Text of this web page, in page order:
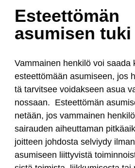
Esteettömän
asumisen tuki
Vam­mai­nen hen­ki­lö voi saa­da
es­teet­tö­mään asu­mi­seen, jos
tä tar­vit­see voi­dak­seen asua
nos­saan. Es­teet­tö­män
ne­tään, jos vam­mai­nen
sai­rau­den ai­heut­ta­man
joit­teen joh­dos­ta sel­viy­dy
asu­mi­seen liit­ty­vis­tä